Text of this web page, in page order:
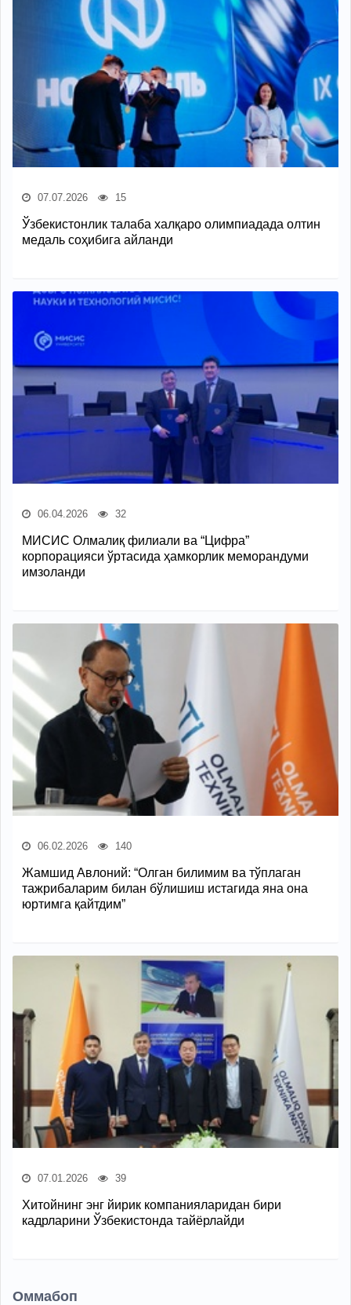
07.07.2026 15
Ўзбекистонлик талаба халқаро олимпиадада олтин
медаль соҳибига айланди
06.04.2026 32
МИСИС Олмалиқ филиали ва “Цифра”
корпорацияси ўртасида ҳамкорлик меморандуми
имзоланди
06.02.2026 140
Жамшид Авлоний: “Олган билимим ва тўплаган
тажрибаларим билан бўлишиш истагида яна она
юртимга қайтдим”
07.01.2026 39
Хитойнинг энг йирик компанияларидан бири
кадрларини Ўзбекистонда тайёрлайди
Оммабоп